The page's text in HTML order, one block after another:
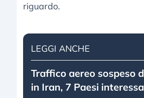
riguardo.
LEGGI ANCHE
Traffico aereo sospeso
in Iran, 7 Paesi